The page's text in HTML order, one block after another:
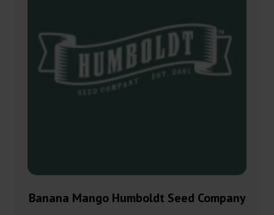
Banana Mango Humboldt Seed Company